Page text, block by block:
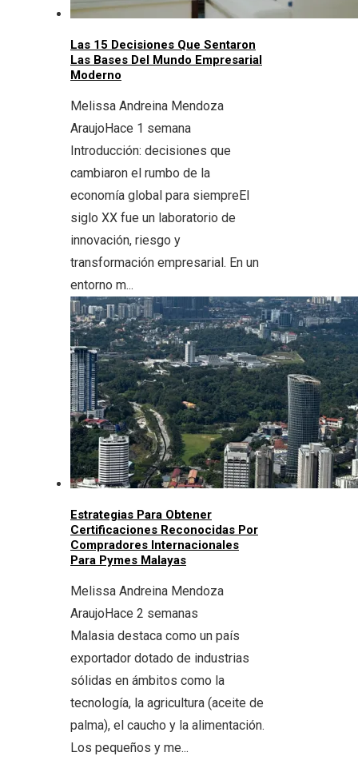
Las 15 Decisiones Que Sentaron
Las Bases Del Mundo Empresarial
Moderno
Melissa Andreina Mendoza
AraujoHace 1 semana
Introducción: decisiones que
cambiaron el rumbo de la
economía global para siempreEl
siglo XX fue un laboratorio de
innovación, riesgo y
transformación empresarial. En un
entorno m...
Estrategias Para Obtener
Certificaciones Reconocidas Por
Compradores Internacionales
Para Pymes Malayas
Melissa Andreina Mendoza
AraujoHace 2 semanas
Malasia destaca como un país
exportador dotado de industrias
sólidas en ámbitos como la
tecnología, la agricultura (aceite de
palma), el caucho y la alimentación.
Los pequeños y me...